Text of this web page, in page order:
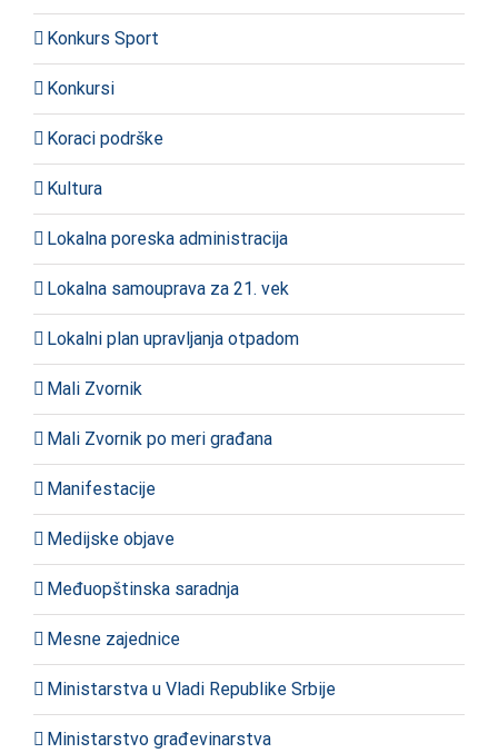
Konkurs Sport
Konkursi
Koraci podrške
Kultura
Lokalna poreska administracija
Lokalna samouprava za 21. vek
Lokalni plan upravljanja otpadom
Mali Zvornik
Mali Zvornik po meri građana
Manifestacije
Medijske objave
Međuopštinska saradnja
Mesne zajednice
Ministarstva u Vladi Republike Srbije
Ministarstvo građevinarstva